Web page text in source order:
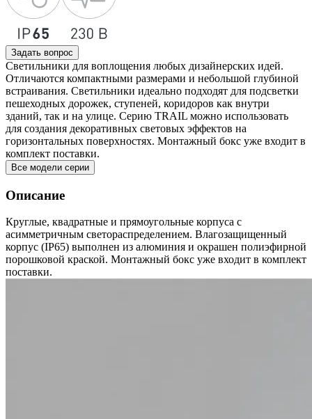
Задать вопрос
Светильники для воплощения любых дизайнерских идей.
Отличаются компактными размерами и небольшой глубиной
встраивания. Светильники идеально подходят для подсветки
пешеходных дорожек, ступеней, коридоров как внутри
зданий, так и на улице. Серию TRAIL можно использовать
для создания декоративных световых эффектов на
горизонтальных поверхностях. Монтажный бокс уже входит в
комплект поставки.
Все модели серии
Описание
Круглые, квадратные и прямоугольные корпуса с
асимметричным светораспределением. Влагозащищенный
корпус (IP65) выполнен из алюминия и окрашен полиэфирной
порошковой краской. Монтажный бокс уже входит в комплект
поставки.